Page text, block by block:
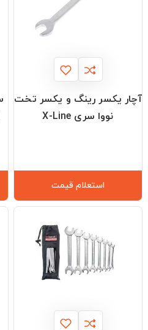
آچار یکسر رینگ و یکسر تخت
نووا سری X-Line
استعلام قیمت